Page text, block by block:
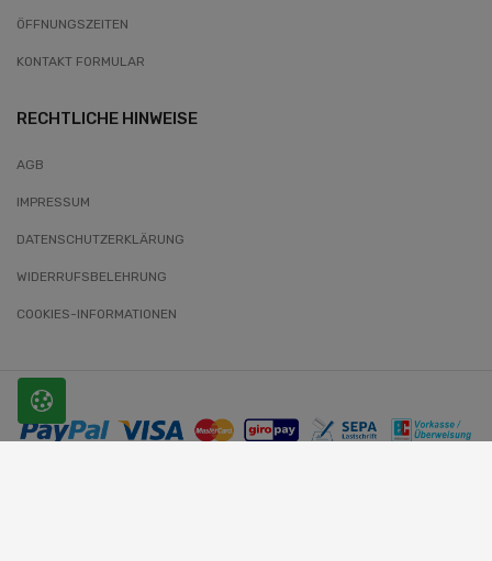
ÖFFNUNGSZEITEN
KONTAKT FORMULAR
RECHTLICHE HINWEISE
AGB
IMPRESSUM
DATENSCHUTZERKLÄRUNG
WIDERRUFSBELEHRUNG
COOKIES-INFORMATIONEN